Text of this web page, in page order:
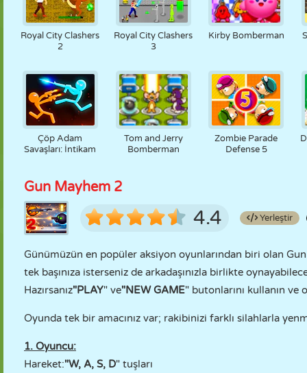
Royal City Clashers
2
Royal City Clashers
3
Kirby Bomberman
Çöp Adam
Savaşları: İntikam
Tom and Jerry
Bomberman
Zombie Parade
Defense 5
Gun Mayhem 2
4.4 Yerleştir
Günümüzün en popüler aksiyon oyunlarından biri olan
tek başınıza isterseniz de arkadaşınızla birlikte
Hazırsanız"PLAY" ve"NEW GAME" butonlarını kullanın ve
Oyunda tek bir amacınız var; rakibinizi farklı silahlarla
1. Oyuncu:
Hareket:"W, A, S, D" tuşları